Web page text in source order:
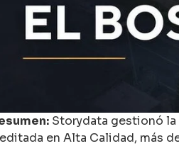
Storydata gestionó la
en Alta Calidad, más